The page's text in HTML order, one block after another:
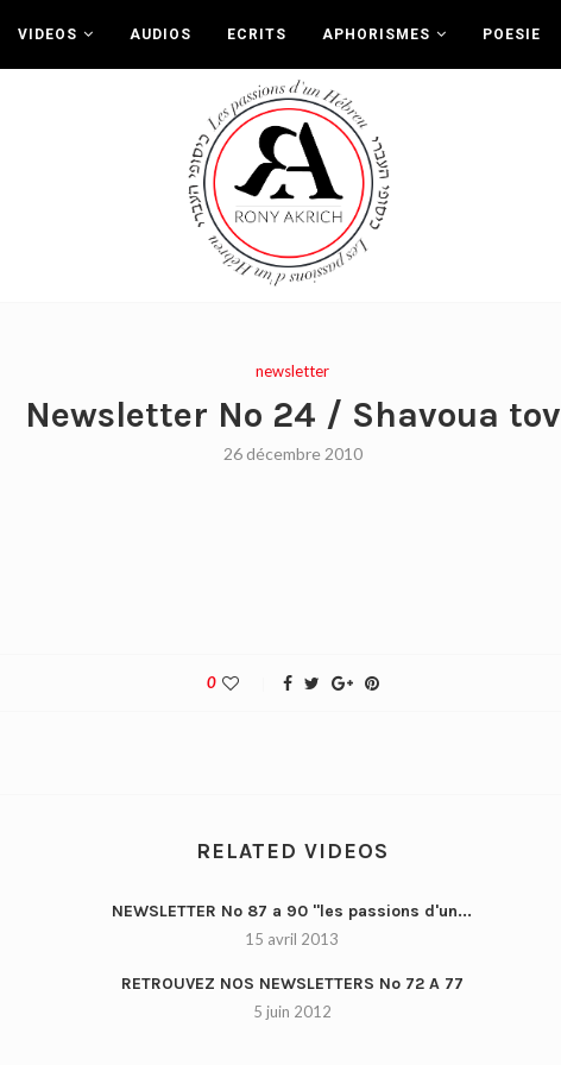
VIDEOS AUDIOS ECRITS APHORISMES POESIE
newsletter
Newsletter No 24 / Shavoua tov
26 décembre 2010
0
RELATED VIDEOS
NEWSLETTER No 87 a 90 "les passions d'un...
15 avril 2013
RETROUVEZ NOS NEWSLETTERS No 72 A 77
5 juin 2012